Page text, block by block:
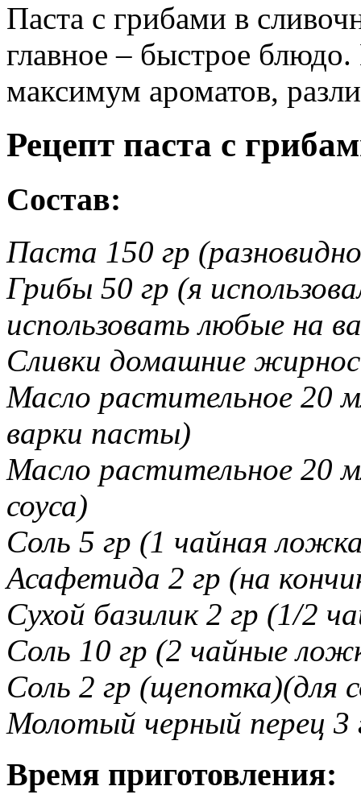
Паста с грибами в
главное – быстрое
максимум ароматов,
Рецепт паста с
Состав:
Паста 150 гр
Грибы 50 гр (я
использовать любые на
Сливки домашние
Масло растительное 20
варки пасты)
Масло растительное 20
соуса)
Соль 5 гр (1 чайная
Асафетида 2 гр (на
Сухой базилик 2 гр (1/2
Соль 10 гр (2 чайные
Соль 2 гр (щепотка)(для
Молотый черный перец 3
Время приготовления: